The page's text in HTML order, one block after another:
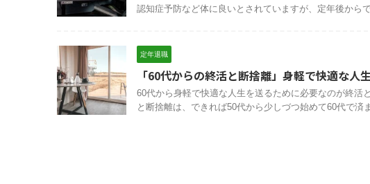
認知症予防など体に良いとされていますが、定年後から
定年退職
「60代からの終活と断捨離」身軽で快適な人
60代から身軽で快適な人生を送るために必要なのが終
と断捨離は、できれば50代から少しづつ始めて60代で済